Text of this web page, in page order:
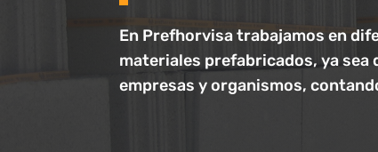
En Prefhorvisa trabajamos en
materiales prefabricados, ya sea
empresas y organismos,